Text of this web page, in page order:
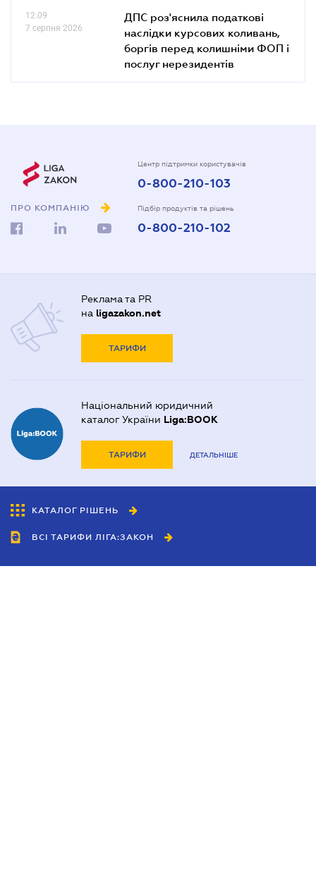
12.09
7 серпня 2026
ДПС роз'яснила податкові
наслідки курсових коливань,
боргів перед колишніми ФОП і
послуг нерезидентів
ПРО КОМПАНІЮ
Центр підтримки користувачів
0-800-210-103
Підбір продуктів та рішень
0-800-210-102
Реклама та PR
на ligazakon.net
ТАРИФИ
Національний юридичний
каталог України Liga:BOOK
ТАРИФИ ДЕТАЛЬНІШЕ
КАТАЛОГ РІШЕНЬ
ВСІ ТАРИФИ ЛІГА:ЗАКОН